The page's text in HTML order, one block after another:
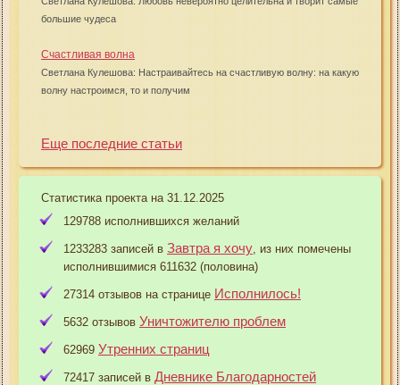
большие чудеса
Счастливая волна
Светлана Кулешова: Настраивайтесь на счастливую волну: на какую
волну настроимся, то и получим
Еще последние статьи
Статистика проекта на 31.12.2025
129788 исполнившихся желаний
1233283 записей в Завтра я хочу , из них помечены
исполнившимися 611632 (половина)
27314 отзывов на странице Исполнилось!
5632 отзывов Уничтожителю проблем
62969 Утренних страниц
72417 записей в Дневнике Благодарностей